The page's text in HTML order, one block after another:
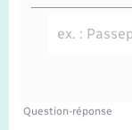
Recensement
Loisirs
Présentation
La
Question-réponse